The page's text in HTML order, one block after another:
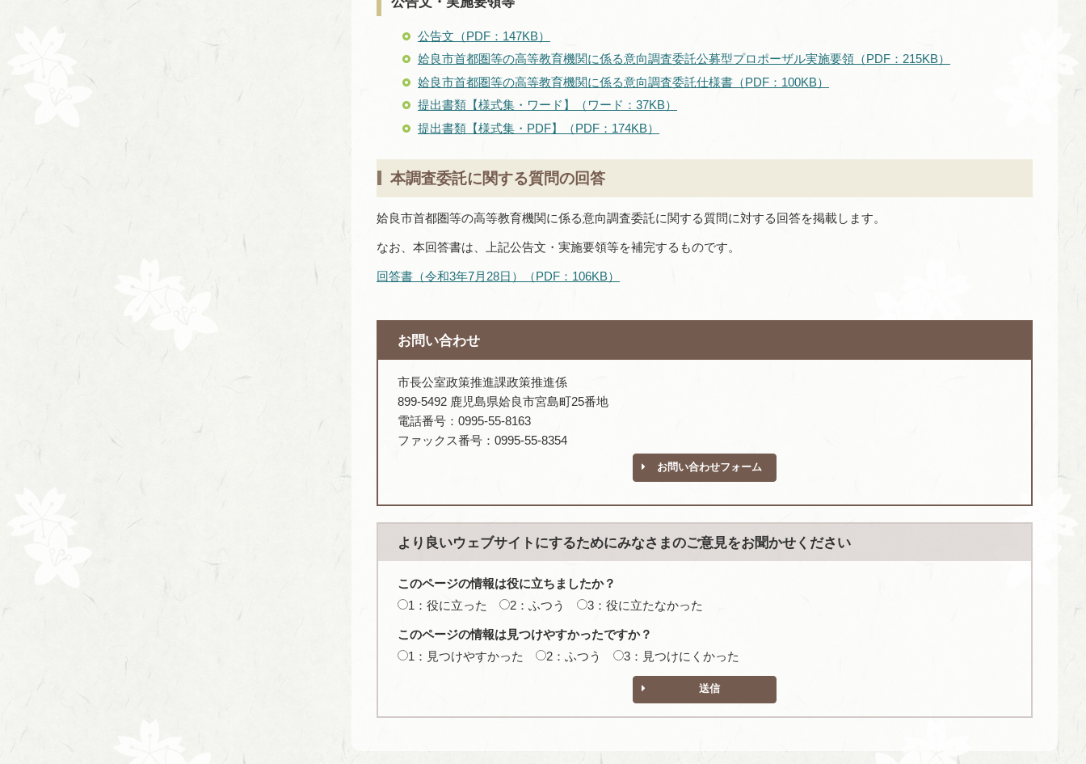
公告文（PDF：147KB）
姶良市首都圏等の高等教育機関に係る意向調査委託公募型プロポーザル実施要領（PDF：215KB）
姶良市首都圏等の高等教育機関に係る意向調査委託仕様書（PDF：100KB）
提出書類【様式集・ワード】（ワード：37KB）
提出書類【様式集・PDF】（PDF：174KB）
本調査委託に関する質問の回答
姶良市首都圏等の高等教育機関に係る意向調査委託に関する質問に対する回答を掲載します。
なお、本回答書は、上記公告文・実施要領等を補完するものです。
回答書（令和3年7月28日）（PDF：106KB）
お問い合わせ
市長公室政策推進課政策推進係
899-5492 鹿児島県姶良市宮島町25番地
電話番号：0995-55-8163
ファックス番号：0995-55-8354
お問い合わせフォーム
より良いウェブサイトにするためにみなさまのご意見をお聞かせください
このページの情報は役に立ちましたか？
1：役に立った
2：ふつう 3：役に立たなかった
このページの情報は見つけやすかったですか？
1：見つけやすかった
2：ふつう 3：見つけにくかった
送信